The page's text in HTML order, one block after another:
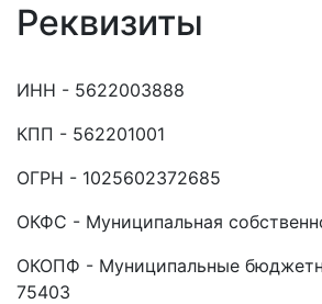
Реквизиты
ИНН - 5622003888
КПП - 562201001
ОГРН - 1025602372685
ОКФС - Муниципальная
ОКОПФ - Муниципальные
75403